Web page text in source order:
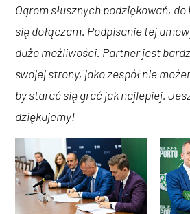
Ogrom słusznych podziękowań,
się dołączam. Podpisanie tej
dużo możliwości. Partner jest
swojej strony, jako zespół nie
by starać się grać jak najlepiej.
dziękujemy!